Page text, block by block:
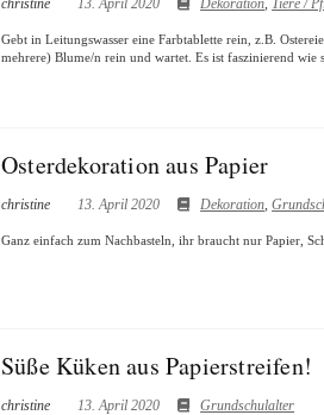
christine 13. April 2020 Dekoration, Tiere /
Gebt in Leitungswasser eine Farbtablette rein, z.B.
mehrere) Blume/n rein und wartet. Es ist faszinierend wie
Osterdekoration aus Papier
christine 13. April 2020 Dekoration,
Ganz einfach zum Nachbasteln, ihr braucht nur Papier,
Süße Küken aus Papierstreifen!
christine 13. April 2020 Grundschulalter